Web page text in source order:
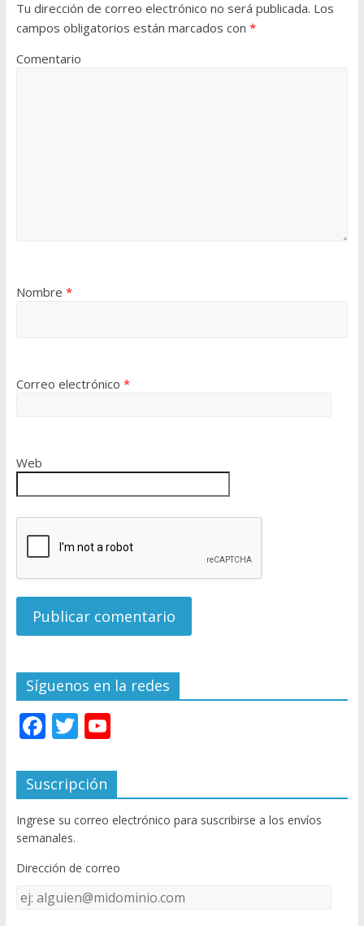
Tu dirección de correo electrónico no será publicada. Los
campos obligatorios están marcados con *
Comentario
Nombre *
Correo electrónico *
Web
Síguenos en la redes
F
e
b
o
o
k
T
itt
er
Y
u
T
u
e
C
Suscripción
Ingrese su correo electrónico para suscribirse a los envíos
semanales.
Dirección de correo
Dirección
de